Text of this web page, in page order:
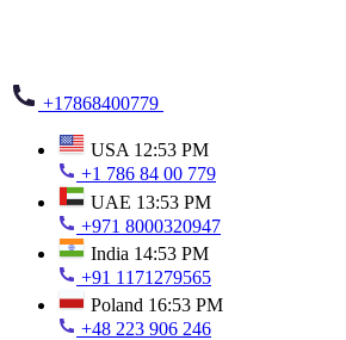
+17868400779
USA 12:53 PM
+1 786 84 00 779
UAE 13:53 PM
+971 8000320947
India 14:53 PM
+91 1171279565
Poland 16:53 PM
+48 223 906 246